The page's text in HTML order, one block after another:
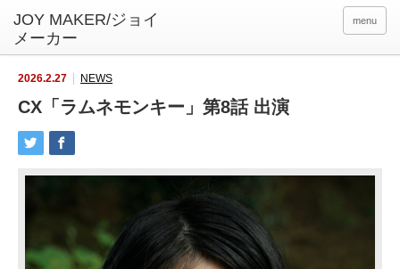
menu
2026.2.27 NEWS
CX「ラムネモンキー」第8話 出演